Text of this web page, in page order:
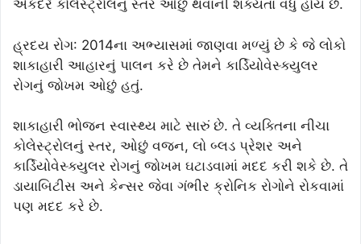
એકંદરે કોલેસ્ટ્રોલનું સ્તર ઓછું થવાની શક્યતા વધુ હોય છે.
હ્રદય રોગ: 2014ના અભ્યાસમાં જાણવા મળ્યું છે કે જે લોકો
શાકાહારી આહારનું પાલન કરે છે તેમને કાર્ડિયોવેસ્ક્યુલર
રોગનું જોખમ ઓછું હતું.
શાકાહારી ભોજન સ્વાસ્થ્ય માટે સારું છે. તે વ્યક્તિના નીચા
કોલેસ્ટ્રોલનું સ્તર, ઓછું વજન, લો બ્લડ પ્રેશર અને
કાર્ડિયોવેસ્ક્યુલર રોગનું જોખમ ઘટાડવામાં મદદ કરી શકે છે. તે
ડાયાબિટીસ અને કેન્સર જેવા ગંભીર ક્રોનિક રોગોને રોકવામાં
પણ મદદ કરે છે.